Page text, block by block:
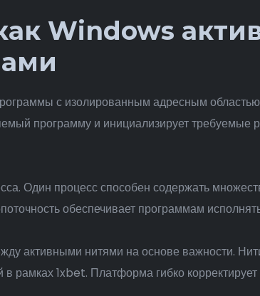
Windows
с изолированным адресным
программу и инициализирует требуемые
Один процесс способен содержать
обеспечивает программам
активными нитями на основе важности.
рамках 1xbet. Платформа гибко